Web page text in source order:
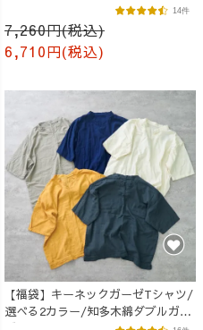
7,260円(税込)
6,710円(税込)
14件
【福袋】キーネックガーゼTシャツ/
選べる2カラー/知多木綿ダブルガー